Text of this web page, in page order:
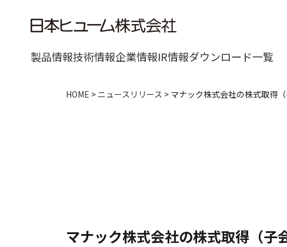
製品情報技術情報企業情報IR情報ダウンロード一覧
HOME > ニュースリリース > マナック株式会社の株式取得
マナック株式会社の株式取得（子